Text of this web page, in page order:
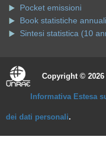
Pocket emissioni
Book statistiche annuali
Sintesi statistica (10
Copyright ©
Informativa Estesa
dei dati personali.